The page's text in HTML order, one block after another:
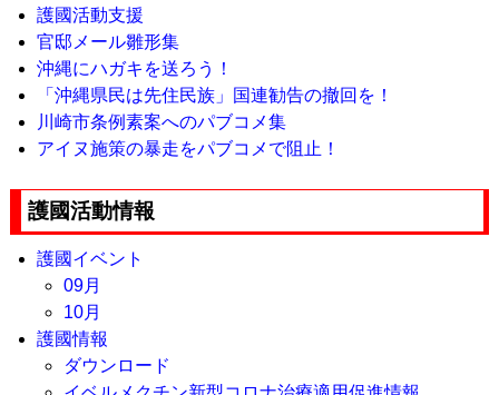
護國活動支援
官邸メール雛形集
沖縄にハガキを送ろう！
「沖縄県民は先住民族」国連勧告の撤回を！
川崎市条例素案へのパブコメ集
アイヌ施策の暴走をパブコメで阻止！
護國活動情報
護國イベント
09月
10月
護國情報
ダウンロード